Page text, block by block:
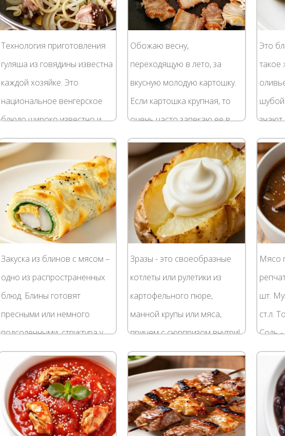
Технология приготовления
гуляша из говядины известна
каждой хозяйке. Это
национальное венгерское
блюдо широко известно и
популярно во многих
странах мира, в том числе и
в наших широтах....
Обожаю весну,
переходящую в лето, за
вкусную молодую картошку.
Если картошка крупная, то
очень часто запекаю ее в
фольге и подаю с каким-
нибудь соусом. Мелкую же
молодую картошку я
предпочитаю...
Это
такое
Мы
Закуска из блинов с мясом –
одно из распространенных
блюд. Блины готовят
пресными или немного
подсоленными, структура у
них должна быть плотной,
поэтому тесто делают
густоватым на яйцах и...
Зразы - это своеобразные
котлеты или рулетики из
картофельного пюре,
манной крупы или мяса,
причем с сюрпризом внутри!
Начинка для зразов
используется
разнообразная: яйца, сыр,
зелень, грибы,...
Мясо
шт.
ст.л.
Соль -
лист -